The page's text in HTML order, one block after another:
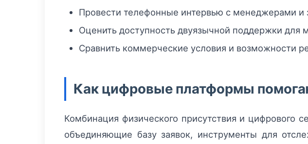
Провести телефонные интервью с менеджерами и
Оценить доступность двуязычной поддержки для
Сравнить коммерческие условия и возможности
Как цифровые платформы
Комбинация физического присутствия и цифрового
объединяющие базу заявок, инструменты для